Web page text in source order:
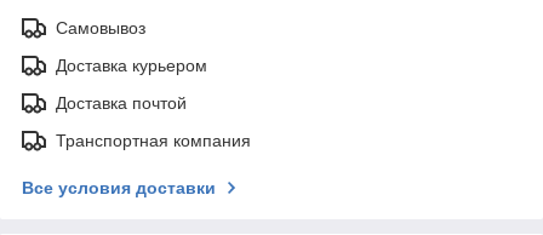
Самовывоз
Доставка курьером
Доставка почтой
Транспортная компания
Все условия доставки